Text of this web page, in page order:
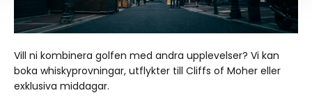
Vill ni kombinera golfen med andra upplevelser? Vi kan
boka whiskyprovningar, utflykter till Cliffs of Moher eller
exklusiva middagar.